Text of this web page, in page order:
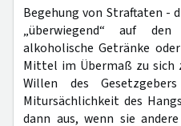
Begehung von Straftaten -
„überwiegend“ auf den
alkoholische Getränke
Mittel im Übermaß zu sich
Willen des
Mitursächlichkeit des
dann aus, wenn sie